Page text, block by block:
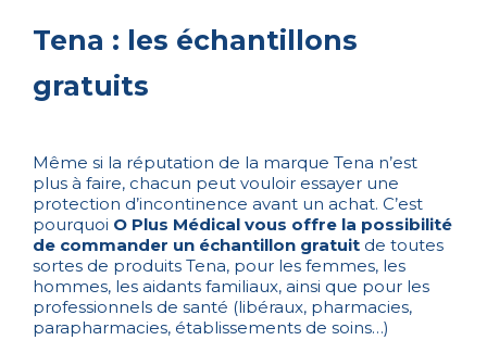
Tena : les échantillons
gratuits
Même si la réputation de la marque Tena n’est
plus à faire, chacun peut vouloir essayer une
protection d’incontinence avant un achat. C’est
pourquoi O Plus Médical vous offre la possibilité
de commander un échantillon gratuit de toutes
sortes de produits Tena, pour les femmes, les
hommes, les aidants familiaux, ainsi que pour les
professionnels de santé (libéraux, pharmacies,
parapharmacies, établissements de soins…)